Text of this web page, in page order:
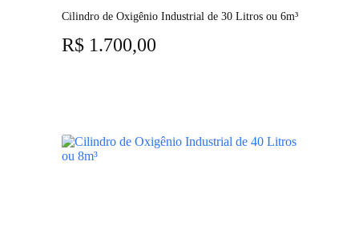
Cilindro de Oxigênio Industrial de 30 Litros ou 6m³
R$1.700,00